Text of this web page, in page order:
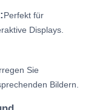
Perfekt für
Displays.
Sie
Bildern.